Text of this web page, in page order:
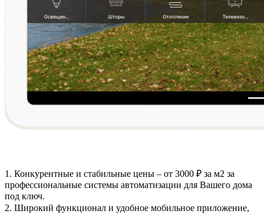
1. Конкурентные и стабильные цены – от 3000 ₽ за м2 за
профессиональные системы автоматизации для Вашего дома
под ключ.
2. Широкий функционал и удобное мобильное приложение,